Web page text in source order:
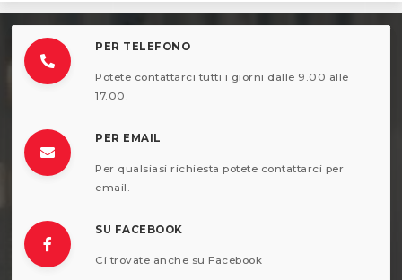
PER TELEFONO
Potete contattarci tutti i giorni dalle 9.00 alle
17.00.
PER EMAIL
Per qualsiasi richiesta potete contattarci per
email.
SU FACEBOOK
Ci trovate anche su Facebook